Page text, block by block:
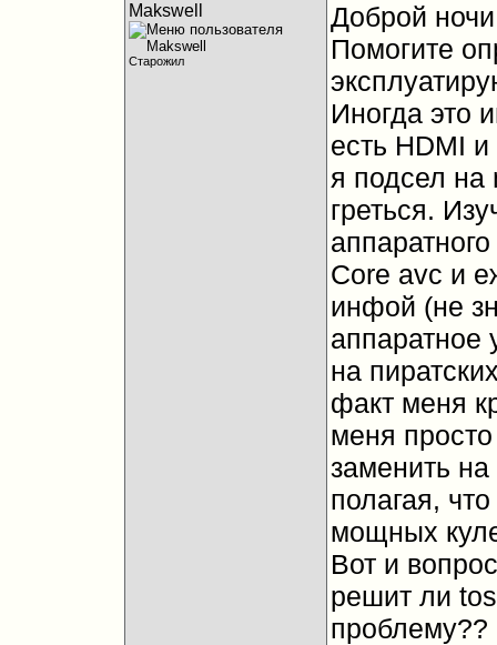
Makswell
Старожил
Доброй
Помогите
Иногда это
есть HDMI
я подсел на
греться.
Core avc и
инфой (не
аппаратное
на
факт меня
меня
заменить
полагая,
мощных
Вот и
решит ли
проблему??